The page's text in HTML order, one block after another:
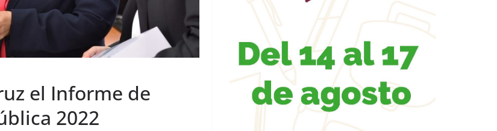
el Informe de
2022